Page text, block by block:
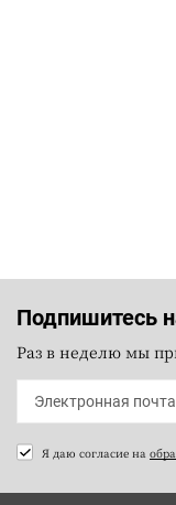
Подпишитесь
Раз в неделю мы
Я даю согласие на